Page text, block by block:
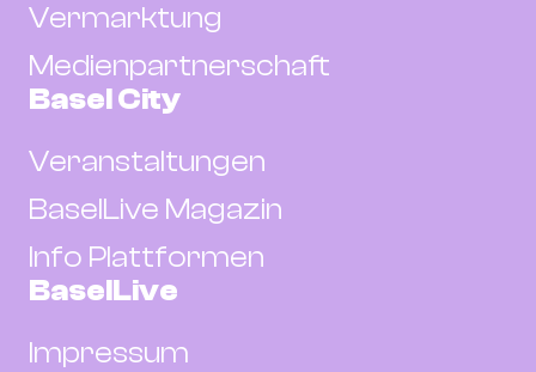
Vermarktung
Medienpartnerschaft
Basel City
Veranstaltungen
BaselLive Magazin
Info Plattformen
BaselLive
Impressum